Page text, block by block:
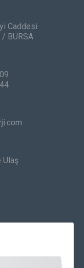
Caddesi
BURSA
Ulaş